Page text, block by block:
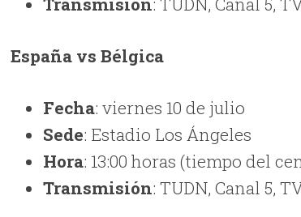
España vs Bélgica
Fecha: viernes 10 de julio
Sede: Estadio Los Ángeles
Hora: 13:00 horas (tiempo del
Transmisión: TUDN, Canal 5,